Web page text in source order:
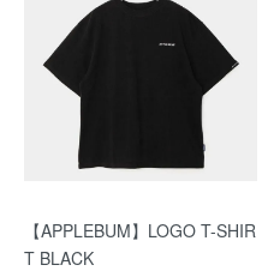
【APPLEBUM】LOGO T-SHIR
T BLACK